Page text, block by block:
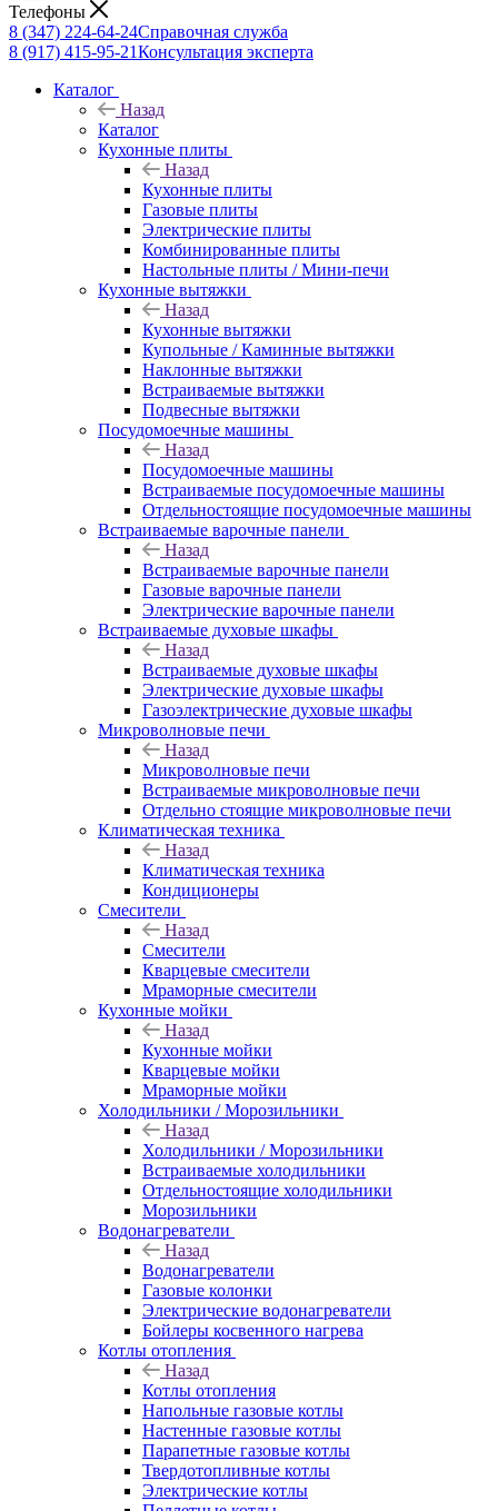
Телефоны
8 (347) 224-64-24Справочная служба
8 (917) 415-95-21Консультация эксперта
Каталог
Назад
Каталог
Кухонные плиты
Назад
Кухонные плиты
Газовые плиты
Электрические плиты
Комбинированные плиты
Настольные плиты / Мини-печи
Кухонные вытяжки
Назад
Кухонные вытяжки
Купольные / Каминные вытяжки
Наклонные вытяжки
Встраиваемые вытяжки
Подвесные вытяжки
Посудомоечные машины
Назад
Посудомоечные машины
Встраиваемые посудомоечные машины
Отдельностоящие посудомоечные машины
Встраиваемые варочные панели
Назад
Встраиваемые варочные панели
Газовые варочные панели
Электрические варочные панели
Встраиваемые духовые шкафы
Назад
Встраиваемые духовые шкафы
Электрические духовые шкафы
Газоэлектрические духовые шкафы
Микроволновые печи
Назад
Микроволновые печи
Встраиваемые микроволновые печи
Отдельно стоящие микроволновые печи
Климатическая техника
Назад
Климатическая техника
Кондиционеры
Смесители
Назад
Смесители
Кварцевые смесители
Мраморные смесители
Кухонные мойки
Назад
Кухонные мойки
Кварцевые мойки
Мраморные мойки
Холодильники / Морозильники
Назад
Холодильники / Морозильники
Встраиваемые холодильники
Отдельностоящие холодильники
Морозильники
Водонагреватели
Назад
Водонагреватели
Газовые колонки
Электрические водонагреватели
Бойлеры косвенного нагрева
Котлы отопления
Назад
Котлы отопления
Напольные газовые котлы
Настенные газовые котлы
Парапетные газовые котлы
Твердотопливные котлы
Электрические котлы